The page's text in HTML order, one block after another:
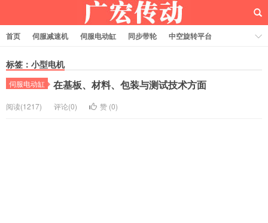
首页 伺服减速机 伺服电动缸 同步带轮
中空旋转平台
标签：小型电机
伺服电动缸 在基板、材料、包装与测试技术方面
阅读(1217) 评论(0) 赞 (0)